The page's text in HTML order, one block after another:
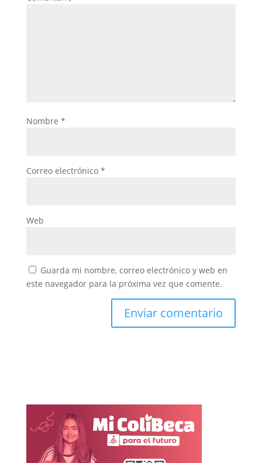
Nombre *
Correo electrónico *
Web
Guarda mi nombre, correo electrónico y web en
este navegador para la próxima vez que comente.